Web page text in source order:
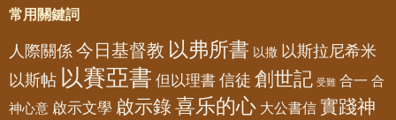
常用關鍵詞
人際關係 今日基督教 以弗所書 以撒 以斯拉尼希米
以斯帖 以賽亞書 但以理書 信徒 創世記 受難 合一 合
神心意 啟示文學 啟示錄喜乐的心 大公書信 實踐神